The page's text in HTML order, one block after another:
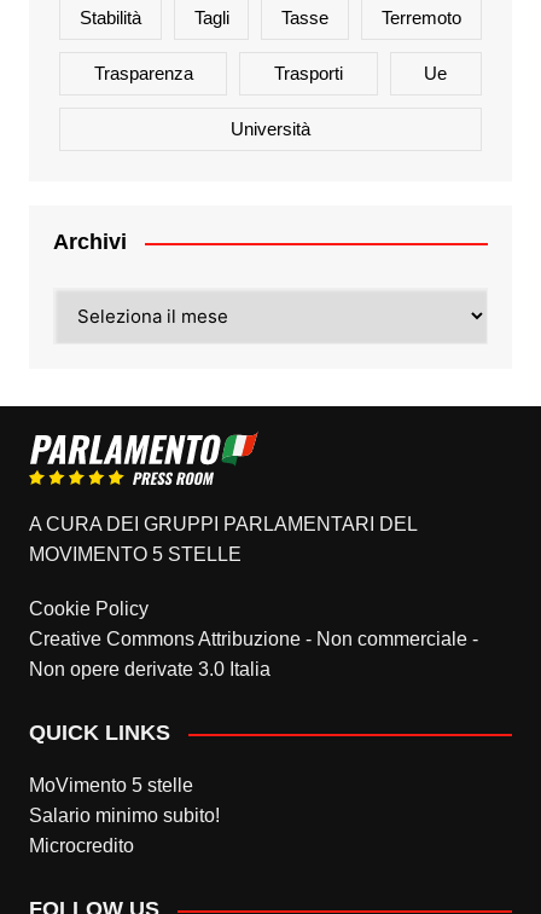
Stabilità Tagli Tasse Terremoto
Trasparenza Trasporti Ue
Università
Archivi
A CURA DEI GRUPPI PARLAMENTARI DEL
MOVIMENTO 5 STELLE
Cookie Policy
Creative Commons Attribuzione - Non commerciale -
Non opere derivate 3.0 Italia
QUICK LINKS
MoVimento 5 stelle
Salario minimo subito!
Microcredito